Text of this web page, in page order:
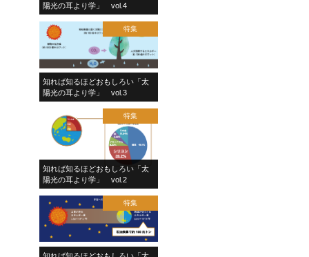
陽光の耳より学」 vol.4
特集
知れば知るほどおもしろい「太
陽光の耳より学」 vol.3
特集
知れば知るほどおもしろい「太
陽光の耳より学」 vol.2
特集